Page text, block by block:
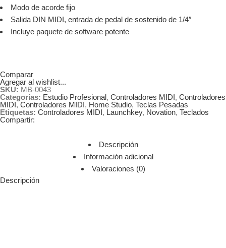
Modo de acorde fijo
Salida DIN MIDI, entrada de pedal de sostenido de 1/4″
Incluye paquete de software potente
Comparar
Agregar al wishlist...
SKU: MB-0043
Categorías: Estudio Profesional, Controladores MIDI, Controladores
MIDI, Controladores MIDI, Home Studio, Teclas Pesadas
Etiquetas: Controladores MIDI, Launchkey, Novation, Teclados
Compartir:
Descripción
Información adicional
Valoraciones (0)
Descripción